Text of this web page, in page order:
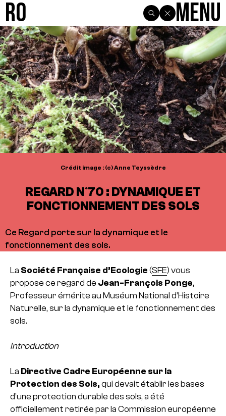
R0 Menu
Crédit image : (c) Anne Teyssèdre
REGARD N°70 : DYNAMIQUE ET
FONCTIONNEMENT DES SOLS
Ce Regard porte sur la dynamique et le
fonctionnement des sols.
La Société Française d’Ecologie (SFE) vous
propose ce regard de Jean-François Ponge,
Professeur émérite au Muséum National d’Histoire
Naturelle, sur la dynamique et le fonctionnement des
sols.
Introduction
La Directive Cadre Européenne sur la
Protection des Sols, qui devait établir les bases
d’une protection durable des sols, a été
officiellement retirée par la Commission européenne